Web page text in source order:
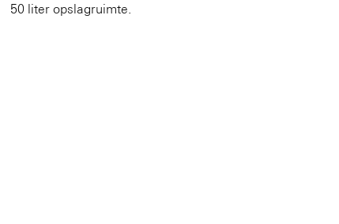
50 liter opslagruimte.